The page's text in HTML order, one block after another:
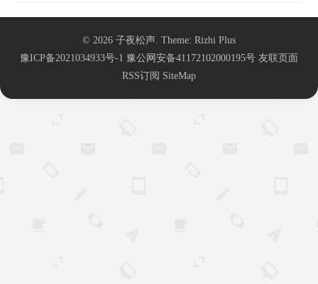
理:调用主流摄像头的rtsp协议,通过OBS软件创建虚拟摄像
© 2026 子夜松声. Theme: Rizhi Plus
豫ICP备2021034933号-1 豫公网安备41172102000195号 友联页面
RSS订阅 SiteMap